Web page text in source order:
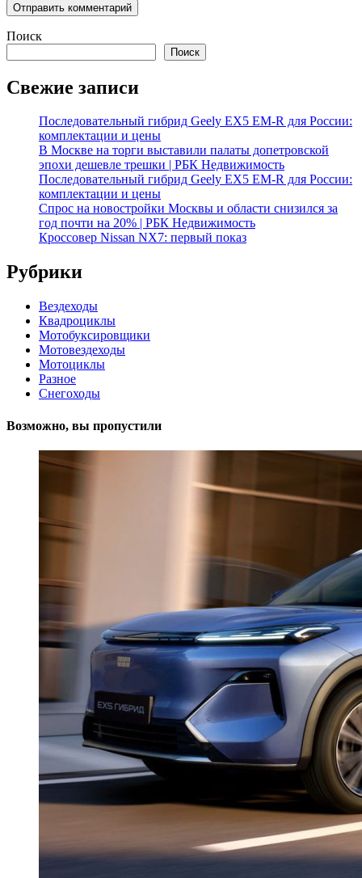
Поиск
Поиск
Свежие записи
Последовательный гибрид Geely EX5 EM-R для России:
комплектации и цены
В Москве на торги выставили палаты допетровской
эпохи дешевле трешки | РБК Недвижимость
Последовательный гибрид Geely EX5 EM-R для России:
комплектации и цены
Спрос на новостройки Москвы и области снизился за
год почти на 20% | РБК Недвижимость
Кроссовер Nissan NX7: первый показ
Рубрики
Вездеходы
Квадроциклы
Мотобуксировщики
Мотовездеходы
Мотоциклы
Разное
Снегоходы
Возможно, вы пропустили